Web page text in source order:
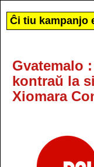
Ĉi tiu kampanjo
Gvatemalo
kontraŭ la
Xiomara